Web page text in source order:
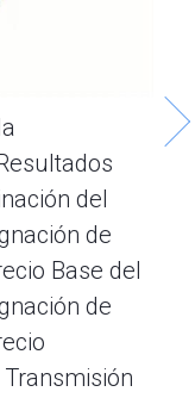
del
de
Base del
de